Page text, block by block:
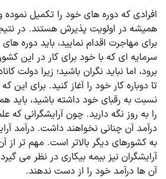
افرادی که دوره های خود را تکمیل نموده
همیشه در اولویت پذیرش هستند. در
برای مهاجرت اقدام نمایید، باید دوره های
سرمایه ای که با خود برای کار در این
برود، اما نباید نگران باشید؛ زیرا دولت
تا دوباره کار خود را آغاز کنید. برای این
نسبت به رقبای خود داشته باشید، باید
را به روز نگه دارید. چون آرایشگرانی که
درآمد آن چنانی نخواهند داشت. درآمد
به کشورهای دیگر بالاتر است. مهم تر از
آرایشگران نیز بیمه بیکاری در نظر می
آن ها درآمد خود را از دست ندهند.